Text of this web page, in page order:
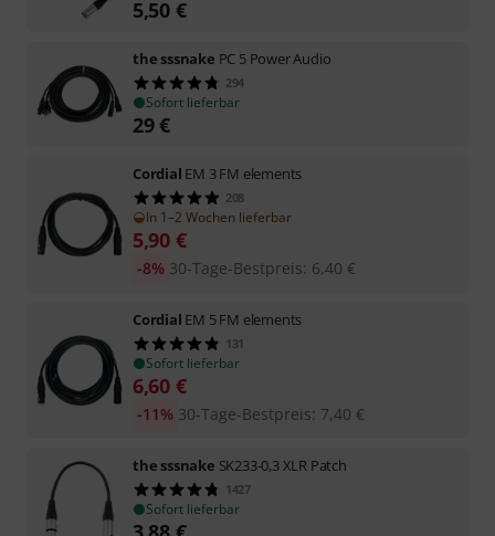
5,50 €
the sssnake PC 5 Power Audio
294
Sofort lieferbar
29€
Cordial EM 3 FM elements
208
In 1–2 Wochen lieferbar
5,90 €
30-Tage-Bestpreis: 6,40 €
-8%
Cordial EM 5 FM elements
131
Sofort lieferbar
6,60 €
30-Tage-Bestpreis: 7,40 €
-11%
the sssnake SK233-0,3 XLR Patch
1427
Sofort lieferbar